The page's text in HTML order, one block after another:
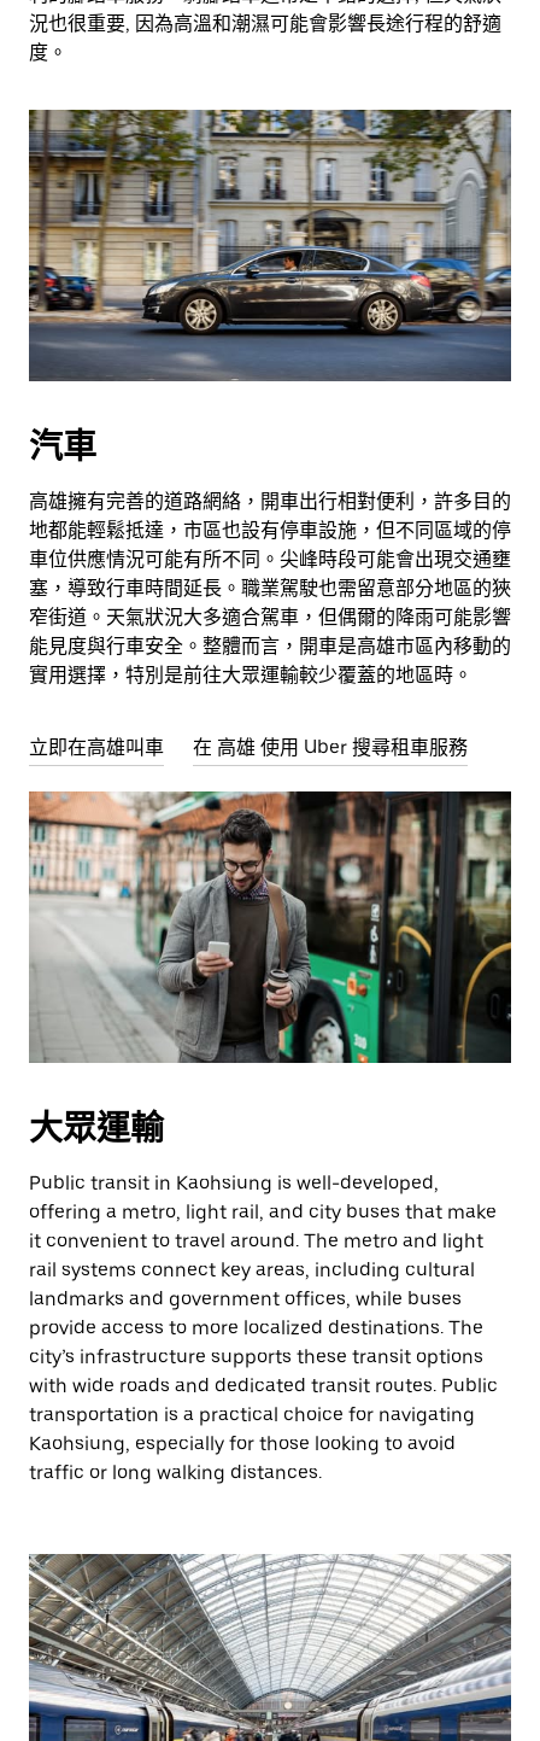
況也很重要, 因為高溫和潮濕可能會影響長途行程的舒適
度。
汽車
高雄擁有完善的道路網絡，開車出行相對便利，許多目的
地都能輕鬆抵達，市區也設有停車設施，但不同區域的停
車位供應情況可能有所不同。尖峰時段可能會出現交通壅
塞，導致行車時間延長。職業駕駛也需留意部分地區的狹
窄街道。天氣狀況大多適合駕車，但偶爾的降雨可能影響
能見度與行車安全。整體而言，開車是高雄市區內移動的
實用選擇，特別是前往大眾運輸較少覆蓋的地區時。
立即在高雄叫車 在 高雄 使用 Uber 搜尋租車服務
大眾運輸
Public transit in Kaohsiung is well-developed,
offering a metro, light rail, and city buses that make
it convenient to travel around. The metro and light
rail systems connect key areas, including cultural
landmarks and government offices, while buses
provide access to more localized destinations. The
city’s infrastructure supports these transit options
with wide roads and dedicated transit routes. Public
transportation is a practical choice for navigating
Kaohsiung, especially for those looking to avoid
traffic or long walking distances.